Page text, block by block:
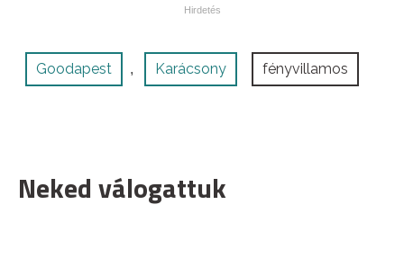
Goodapest , Karácsony fényvillamos
Neked válogattuk